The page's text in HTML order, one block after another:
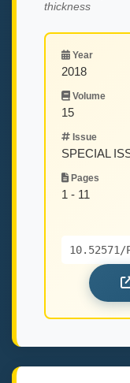
thickness
Year
2018
Volume
15
Issue
SPECIAL
Pages
1 - 11
10.52571/